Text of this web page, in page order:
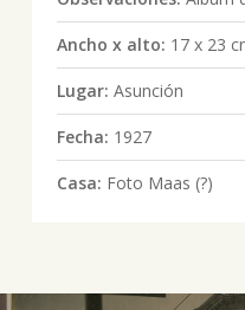
Ancho x alto: 17 x 23
Lugar: Asunción
Fecha: 1927
Casa: Foto Maas (?)